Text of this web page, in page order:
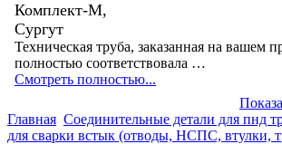
Комплект-М,
Сургут
Техническая труба, заказанная на вашем
полностью соответствовала …
Смотреть полностью...
Главная Соединительные детали для пнд
для сварки встык (отводы, НСПС, втулки,